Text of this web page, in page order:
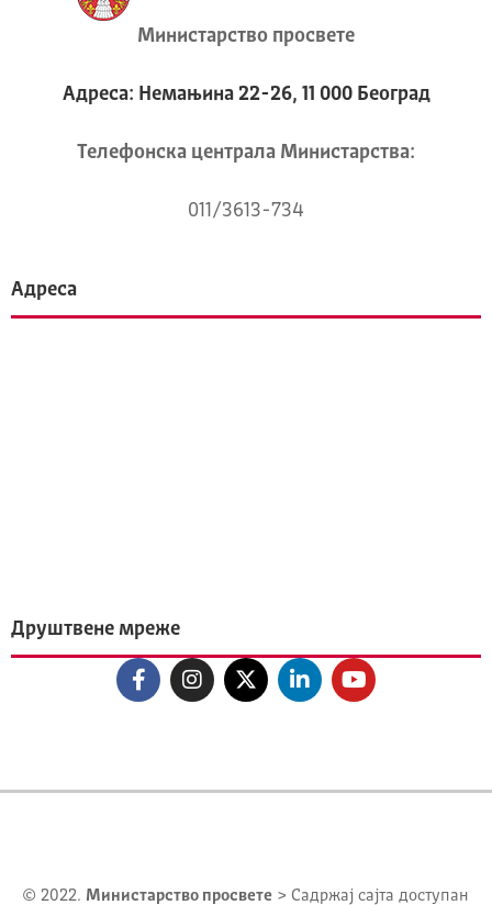
Министарство просвете
Адреса: Немањина 22-26, 11 000 Београд
Телeфонска централа Mинистарства:
011/3613-734
Адреса
Друштвене мреже
© 2022. Министарство просвете > Садржај сајта доступан